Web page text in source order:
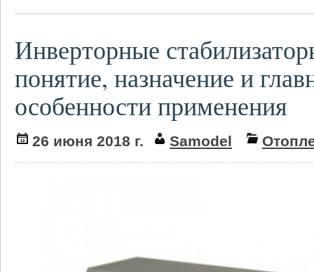
Инверторные
понятие, назначение и
особенности применения
26 июня 2018 г. Samodel